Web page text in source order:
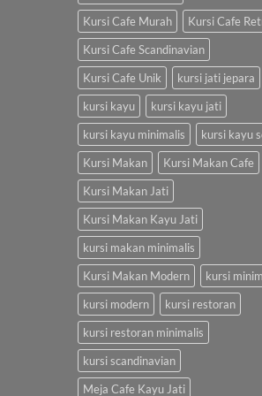
Kursi Cafe Murah
Kursi Cafe
Kursi Cafe Scandinavian
Kursi Cafe Unik
kursi jati jepara
kursi kayu
kursi kayu jati
kursi kayu minimalis
kursi kayu
Kursi Makan
Kursi Makan Cafe
Kursi Makan Jati
Kursi Makan Kayu Jati
kursi makan minimalis
Kursi Makan Modern
kursi
kursi modern
kursi restoran
kursi restoran minimalis
kursi scandinavian
Meja Cafe Kayu Jati